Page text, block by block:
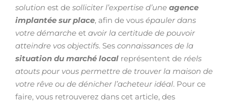
solution est de solliciter l’expertise d’une agence
implantée sur place, afin de vous épauler dans
votre démarche et avoir la certitude de pouvoir
atteindre vos objectifs. Ses connaissances de la
situation du marché local représentent de réels
atouts pour vous permettre de trouver la maison de
votre rêve ou de dénicher l’acheteur idéal. Pour ce
faire, vous retrouverez dans cet article, des